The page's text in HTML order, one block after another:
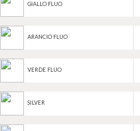
GIALLO FLUO
ARANCIO FLUO
VERDE FLUO
SILVER